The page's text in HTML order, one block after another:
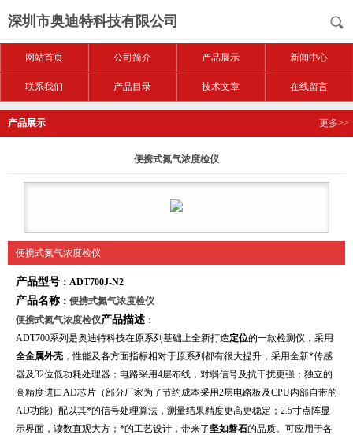
深圳市奥迪特科技有限公司
网站首页 公司简介 产品展示 新闻中心
联系我们 产品目录 技术文章 在线留言
产品展示 更多>>
便携式氮气浓度检仪
便携式氮气浓度检仪
产品型号 ：ADT700J-N2
产品名称 ： 便携式氮气浓度检仪
便携式氮气浓度检仪产品描述 ：
ADT700系列是奥迪特科技在原系列基础上全新打造定位的一款检测仪，采用
全金属外壳 ，性能及各方面指标相对于原系列都有很大提升，采用全新*传感
器及32位低功耗处理器；电路采用4层布线，对弱信号及抗干扰更强；独立的
高精度进口AD芯片（部分厂家为了节约成本采用2层电路板及CPU内部自带的
AD功能）配以其*的信号处理算法，测量结果精度更高更稳定；2.5寸点阵显
示界面，读数直观大方；*的工艺设计，带来了 坚如磐石的品质。可应用于各